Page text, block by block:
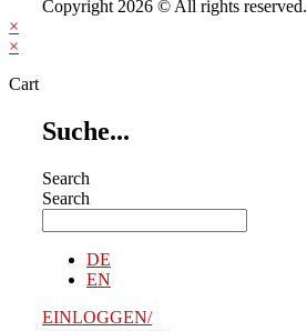
Copyright 2026 © All rights reserved.
×
×
Cart
Suche...
Search
Search
DE
EN
EINLOGGEN/